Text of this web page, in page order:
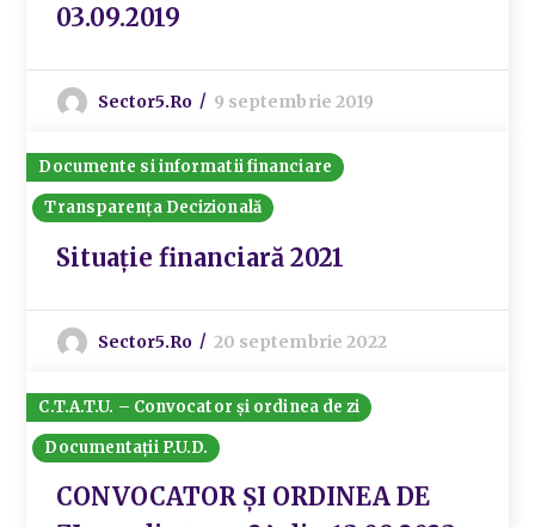
03.09.2019
Sector5.ro 9 septembrie 2019
Documente si informatii financiare
Transparența Decizională
Situație financiară 2021
Sector5.ro 20 septembrie 2022
C.T.A.T.U. – Convocator și ordinea de zi
Documentații P.U.D.
CONVOCATOR ȘI ORDINEA DE